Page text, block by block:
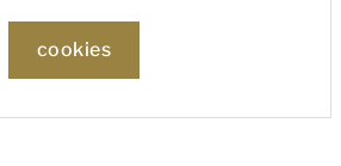
cookies